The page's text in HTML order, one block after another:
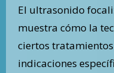
incisiones
El ultrasonido focalizado guiado por resonancia
muestra cómo la
ciertos
indicaciones